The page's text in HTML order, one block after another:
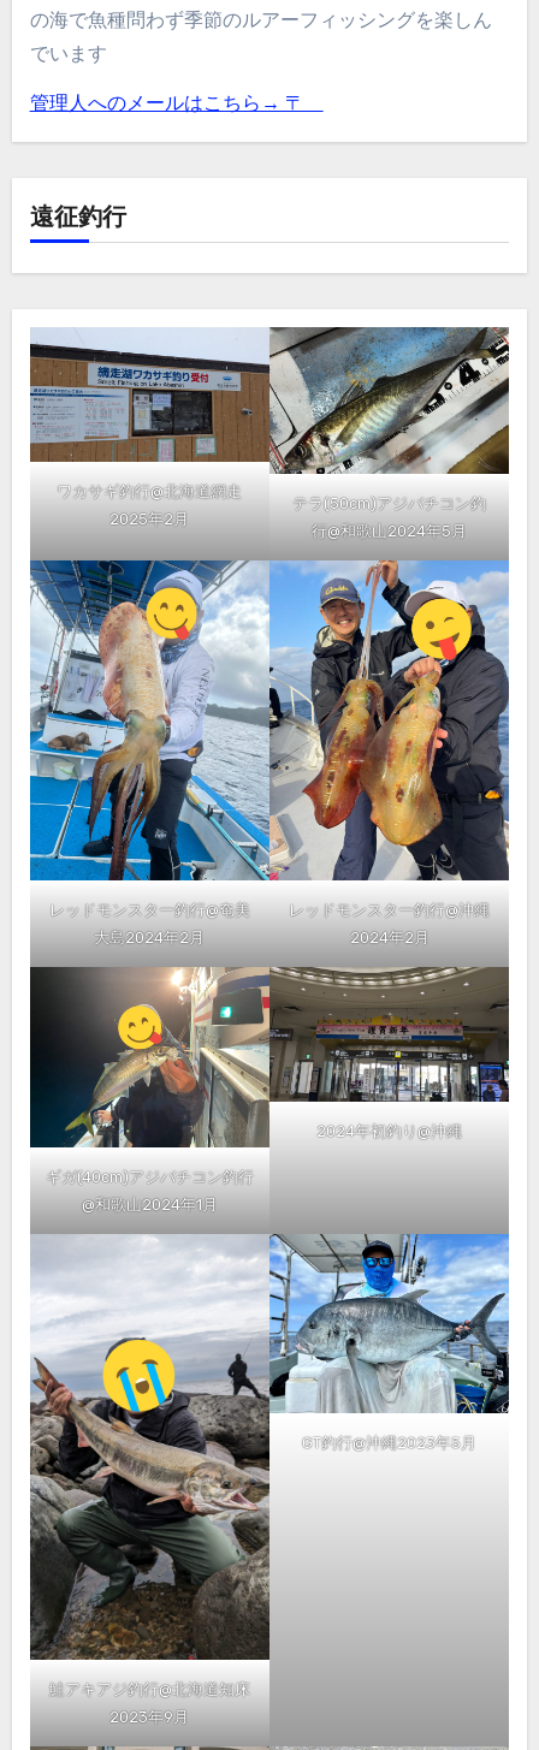
の海で魚種問わず季節のルアーフィッシングを楽しん
でいます
管理人へのメールはこちら→ 〒
遠征釣行
ワカサギ釣行@北海道網走
2025年2月
テラ(50cm)アジバチコン釣
行@和歌山2024年5月
レッドモンスター釣行@奄美
大島2024年2月
レッドモンスター釣行@沖縄
2024年2月
ギガ(40cm)アジバチコン釣行
@和歌山2024年1月
2024年初釣り@沖縄
鮭アキアジ釣行@北海道知床
2023年9月
GT釣行@沖縄2023年5月